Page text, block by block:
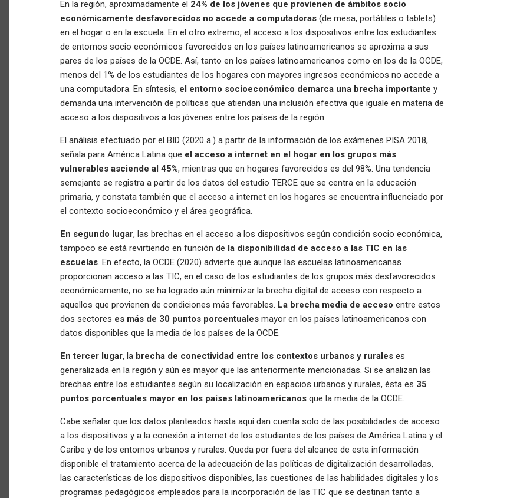
En la región, aproximadamente el 24% de los jóvenes que provienen de ámbitos socio
económicamente desfavorecidos no accede a computadoras (de mesa, portátiles o tablets)
en el hogar o en la escuela. En el otro extremo, el acceso a los dispositivos entre los estudiantes
de entornos socio económicos favorecidos en los países latinoamericanos se aproxima a sus
pares de los países de la OCDE. Así, tanto en los países latinoamericanos como en los de la OCDE,
menos del 1% de los estudiantes de los hogares con mayores ingresos económicos no accede a
una computadora. En síntesis, el entorno socioeconómico demarca una brecha importante y
demanda una intervención de políticas que atiendan una inclusión efectiva que iguale en materia de
acceso a los dispositivos a los jóvenes entre los países de la región.
El análisis efectuado por el BID (2020 a.) a partir de la información de los exámenes PISA 2018,
señala para América Latina que el acceso a internet en el hogar en los grupos más
vulnerables asciende al 45%, mientras que en hogares favorecidos es del 98%. Una tendencia
semejante se registra a partir de los datos del estudio TERCE que se centra en la educación
primaria, y constata también que el acceso a internet en los hogares se encuentra influenciado por
el contexto socioeconómico y el área geográfica.
En segundo lugar, las brechas en el acceso a los dispositivos según condición socio económica,
tampoco se está revirtiendo en función de la disponibilidad de acceso a las TIC en las
escuelas. En efecto, la OCDE (2020) advierte que aunque las escuelas latinoamericanas
proporcionan acceso a las TIC, en el caso de los estudiantes de los grupos más desfavorecidos
económicamente, no se ha logrado aún minimizar la brecha digital de acceso con respecto a
aquellos que provienen de condiciones más favorables. La brecha media de acceso entre estos
dos sectores es más de 30 puntos porcentuales mayor en los países latinoamericanos con
datos disponibles que la media de los países de la OCDE.
En tercer lugar, la brecha de conectividad entre los contextos urbanos y rurales es
generalizada en la región y aún es mayor que las anteriormente mencionadas. Si se analizan las
brechas entre los estudiantes según su localización en espacios urbanos y rurales, ésta es 35
puntos porcentuales mayor en los países latinoamericanos que la media de la OCDE.
Cabe señalar que los datos planteados hasta aquí dan cuenta solo de las posibilidades de acceso
a los dispositivos y a la conexión a internet de los estudiantes de los países de América Latina y el
Caribe y de los entornos urbanos y rurales. Queda por fuera del alcance de esta información
disponible el tratamiento acerca de la adecuación de las políticas de digitalización desarrolladas,
las características de los dispositivos disponibles, las cuestiones de las habilidades digitales y los
programas pedagógicos empleados para la incorporación de las TIC que se destinan tanto a